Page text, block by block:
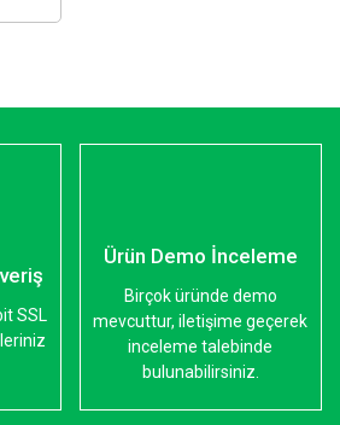
SSL
Ürün Demo İnceleme
Birçok üründe demo
mevcuttur, iletişime geçerek
inceleme talebinde
bulunabilirsiniz.